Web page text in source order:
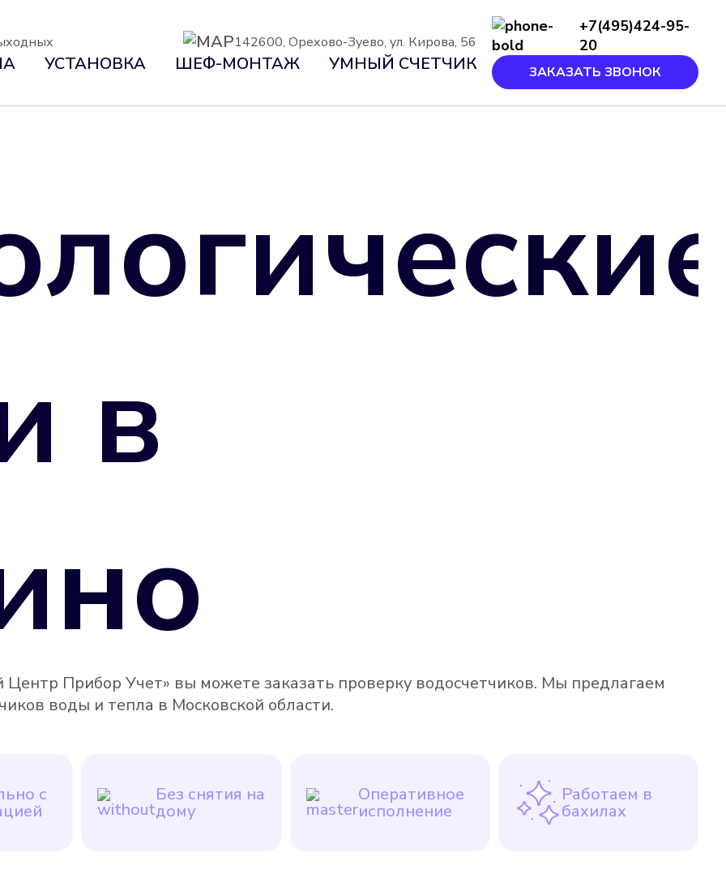
142600, Орехово-Зуево, ул. Кирова, 56
УСТАНОВКА ШЕФ-МОНТАЖ УМНЫЙ СЧЕТЧИК
+7(495)424-95-
20
ЗАКАЗАТЬ ЗВОНОК
в
Прибор Учет» вы можете заказать проверку водосчетчиков. Мы предлагаем
воды и тепла в Московской области.
с Без снятия на
дому
Оперативное
исполнение
Работаем в
бахилах